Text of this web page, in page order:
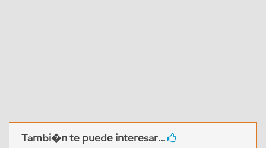
Tambi�n te puede interesar...